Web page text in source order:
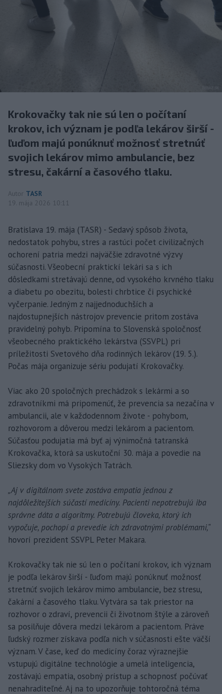
Krokovačky tak nie sú len o počítaní
krokov, ich význam je podľa lekárov širší -
ľuďom majú ponúknuť možnosť stretnúť
svojich lekárov mimo ambulancie, bez
stresu, čakární a časového tlaku.
Autor TASR
19. mája 2026 10:11
Bratislava 19. mája (TASR) - Sedavý spôsob života,
nedostatok pohybu, stres a rastúci počet civilizačných
ochorení patria medzi najväčšie zdravotné výzvy
súčasnosti. Všeobecní praktickí lekári sa s ich
dôsledkami stretávajú denne, od vysokého krvného tlaku
a diabetu po obezitu, bolesti chrbtice či psychické
vyčerpanie. Jedným z najjednoduchších a
najdostupnejších nástrojov prevencie pritom zostáva
pravidelný pohyb. Pripomína to Slovenská spoločnosť
všeobecného praktického lekárstva (SSVPL) pri
príležitosti Svetového dňa rodinných lekárov (19. 5.).
Počas mája organizuje sériu podujatí Krokovačky.
Viac ako 20 spoločných prechádzok s lekármi a so
zdravotníkmi má pripomenúť, že prevencia sa nezačína v
ambulancii, ale v každodennom živote - pohybom,
rozhovorom a dôverou medzi lekárom a pacientom.
Súčasťou podujatia má byť aj výnimočná tatranská
Krokovačka, ktorá sa uskutoční 30. mája a povedie na
Sliezsky dom vo Vysokých Tatrách.
„Aj v digitálnom svete zostáva empatia jednou z
najdôležitejších súčastí medicíny. Pacienti nepotrebujú iba
správne dáta a algoritmy. Potrebujú človeka, ktorý ich
vypočuje, pochopí a prevedie ich zdravotnými problémami,“
hovorí prezident SSVPL Peter Makara.
Krokovačky tak nie sú len o počítaní krokov, ich význam
je podľa lekárov širší - ľuďom majú ponúknuť možnosť
stretnúť svojich lekárov mimo ambulancie, bez stresu,
čakární a časového tlaku. Vytvára sa tak priestor na
rozhovor o zdraví, prevencii či životnom štýle a zároveň
sa posilňuje dôvera medzi lekárom a pacientom. Práve
ľudský rozmer získava podľa nich v súčasnosti ešte väčší
význam. V čase, keď do medicíny čoraz výraznejšie
vstupujú digitálne technológie a umelá inteligencia,
zostávajú empatia, osobný prístup a schopnosť počúvať
nenahraditeľné. Aj na to upozorňuje tohtoročná téma